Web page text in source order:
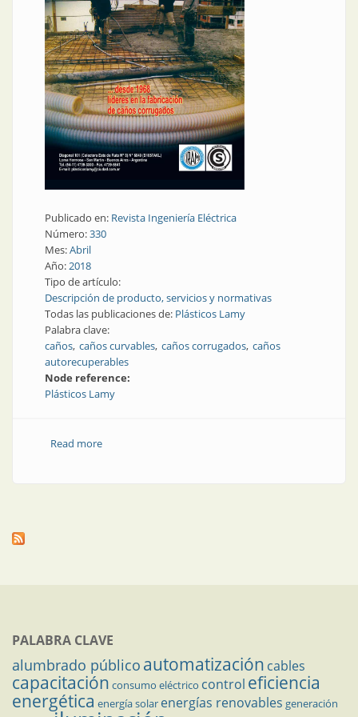
Publicado en: Revista Ingeniería Eléctrica
Número:330
Mes:Abril
Año:2018
Tipo de artículo:
Descripción de producto, servicios y normativas
Todas las publicaciones de: Plásticos Lamy
Palabra clave:
caños caños curvables caños corrugados caños
autorecuperables
Node reference:
Plásticos Lamy
Read moreabout Caños para canalizaciones eléctricas
PALABRA CLAVE
alumbrado público automatización cables
capacitación consumo eléctrico control eficiencia
energética energía solar energías renovables generación